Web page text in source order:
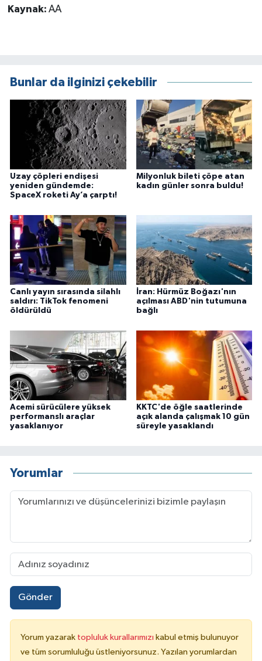
Kaynak: AA
Bunlar da ilginizi çekebilir
Uzay çöpleri endişesi
yeniden gündemde:
SpaceX roketi Ay’a çarptı!
Milyonluk bileti çöpe atan
kadın günler sonra buldu!
Canlı yayın sırasında silahlı
saldırı: TikTok fenomeni
öldürüldü
İran: Hürmüz Boğazı'nın
açılması ABD'nin tutumuna
bağlı
Acemi sürücülere yüksek
performanslı araçlar
yasaklanıyor
KKTC'de öğle saatlerinde
açık alanda çalışmak 10 gün
süreyle yasaklandı
Yorumlar
Gönder
Yorum yazarak topluluk kurallarımızı kabul etmiş bulunuyor
ve tüm sorumluluğu üstleniyorsunuz. Yazılan yorumlardan